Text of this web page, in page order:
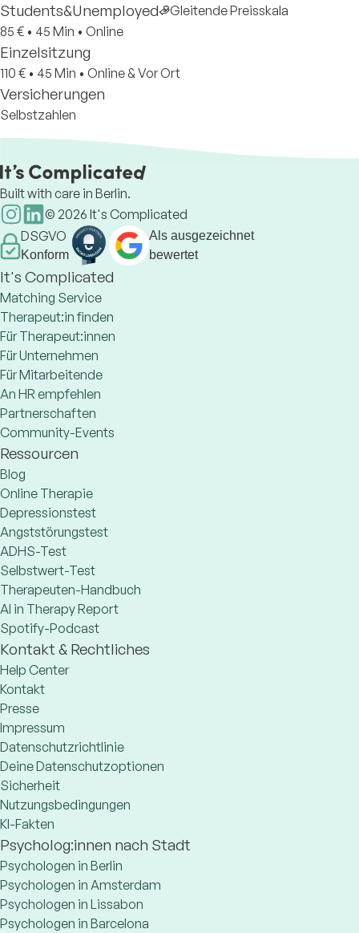
Students&Unemployed
Gleitende Preisskala
85 € • 45 Min • Online
Einzelsitzung
110 € • 45 Min • Online & Vor Ort
Versicherungen
Selbstzahlen
Built with care in Berlin.
© 2026 It's Complicated
DSGVO
Konform
Als ausgezeichnet
bewertet
It's Complicated
Matching Service
Therapeut:in finden
Für Therapeut:innen
Für Unternehmen
Für Mitarbeitende
An HR empfehlen
Partnerschaften
Community-Events
Ressourcen
Blog
Online Therapie
Depressionstest
Angststörungstest
ADHS-Test
Selbstwert-Test
Therapeuten-Handbuch
AI in Therapy Report
Spotify-Podcast
Kontakt & Rechtliches
Help Center
Kontakt
Presse
Impressum
Datenschutzrichtlinie
Deine Datenschutzoptionen
Sicherheit
Nutzungsbedingungen
KI-Fakten
Psycholog:innen nach Stadt
Psychologen in Berlin
Psychologen in Amsterdam
Psychologen in Lissabon
Psychologen in Barcelona